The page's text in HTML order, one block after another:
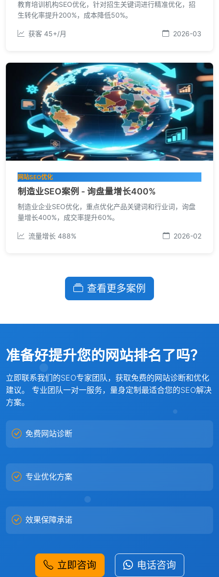
教育培训机构SEO优化，针对招生关键词进行精准优化，招
生转化率提升200%，成本降低50%。
获客 45+/月 2026-03
网站SEO优化
制造业SEO案例 - 询盘量增长400%
制造业企业SEO优化，重点优化产品关键词和行业词，询盘
量增长400%，成交率提升60%。
流量增长 488% 2026-02
查看更多案例
准备好提升您的网站排名了吗？
立即联系我们的SEO专家团队，获取免费的网站诊断和优化
建议。 专业团队一对一服务，量身定制最适合您的SEO解决
方案。
免费网站诊断
专业优化方案
效果保障承诺
立即咨询 电话咨询